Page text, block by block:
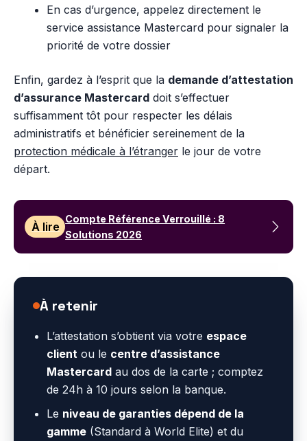
En cas d’urgence, appelez directement le
service assistance Mastercard pour signaler la
priorité de votre dossier
Enfin, gardez à l’esprit que la demande d’attestation
d’assurance Mastercard doit s’effectuer
suffisamment tôt pour respecter les délais
administratifs et bénéficier sereinement de la
protection médicale à l’étranger le jour de votre
départ.
À lire
Compte Référence Verrouillé : 8
Solutions 2026
À retenir
L’attestation s’obtient via votre espace
client ou le centre d’assistance
Mastercard au dos de la carte ; comptez
de 24h à 10 jours selon la banque.
Le niveau de garanties dépend de la
gamme (Standard à World Elite) et du